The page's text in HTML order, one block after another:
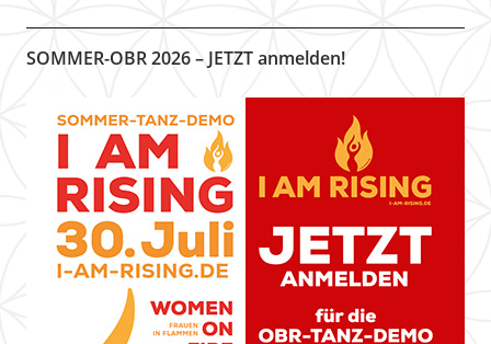
SOMMER-OBR 2026 – JETZT anmelden!